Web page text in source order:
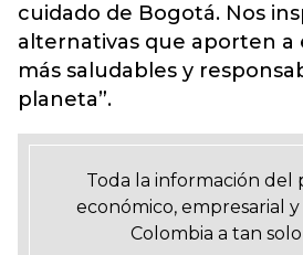
cuidado de Bogotá. Nos
alternativas que aporten a
más saludables y
planeta”.
Toda la información del
económico, empresarial
Colombia a tan